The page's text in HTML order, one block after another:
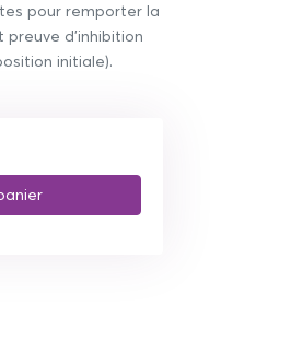
pour remporter la
d'inhibition
initiale).